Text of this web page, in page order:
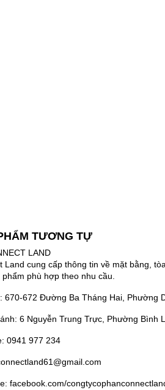
TƯƠNG TỰ
LAND
Land cung cấp thông tin về mặt bằng,
phù hợp theo nhu cầu.
670-672 Đường Ba Tháng Hai, Phường
6 Nguyễn Trung Trực, Phường Bình
0941 977 234
facebook.com/